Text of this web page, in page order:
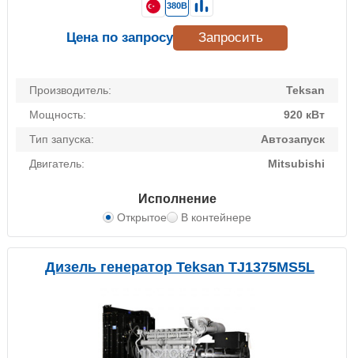
Производитель:
Teksan
Мощность:
920 кВт
Тип запуска:
Автозапуск
Двигатель:
Mitsubishi
Исполнение
Открытое В контейнере
380В
Цена по запросу Запросить
Дизель генератор Teksan TJ1375MS5L